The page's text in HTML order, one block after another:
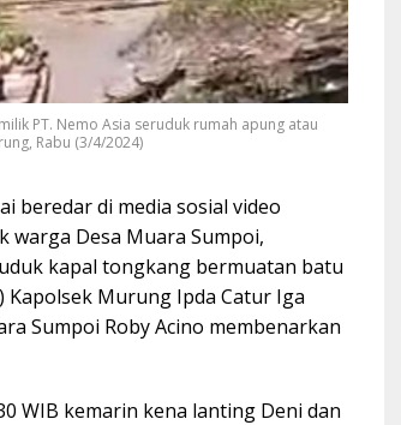
PT. Nemo Asia seruduk rumah apung atau
Rabu (3/4/2024)
beredar di media sosial video
Desa Muara Sumpoi,
kapal tongkang bermuatan batu
Kapolsek Murung Ipda Catur Iga
Sumpoi Roby Acino membenarkan
WIB kemarin kena lanting Deni dan